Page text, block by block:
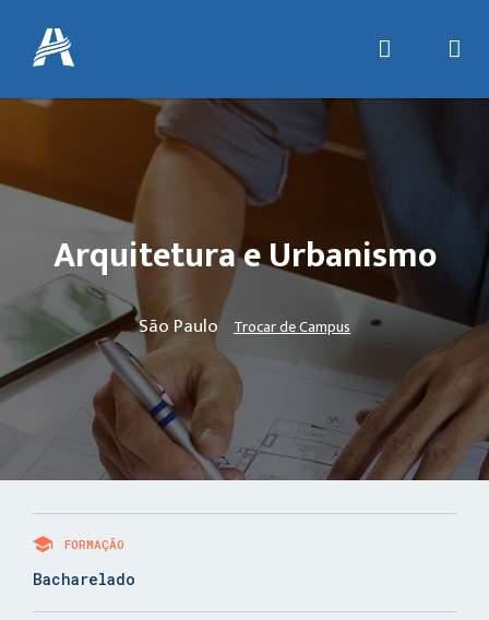
Arquitetura e Urbanismo
São Paulo Trocar de Campus
FORMAÇÃO
Bacharelado